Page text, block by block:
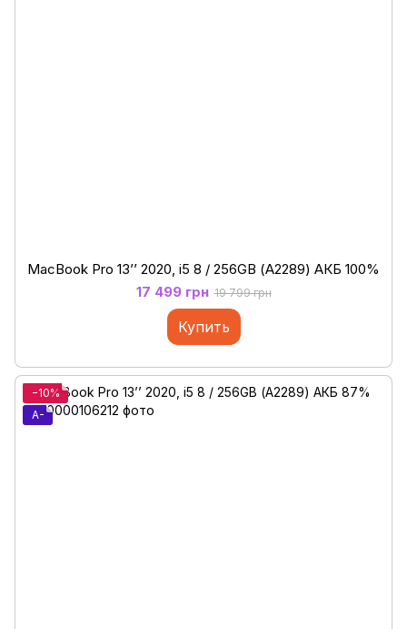
MacBook Pro 13’’ 2020, i5 8 / 256GB (А2289) АКБ 100%
17 499 грн 19 799 грн
Купить
−10%
A-